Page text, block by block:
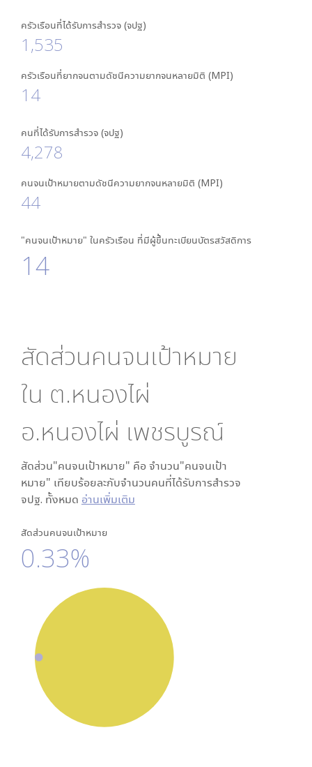
ครัวเรือนที่ได้รับการสำรวจ (จปฐ)
1,535
ครัวเรือนที่ยากจนตามดัชนีความยากจนหลายมิติ (MPI)
14
คนที่ได้รับการสำรวจ (จปฐ)
4,278
คนจนเป้าหมายตามดัชนีความยากจนหลายมิติ (MPI)
44
"คนจนเป้าหมาย" ในครัวเรือน ที่มีผู้ขึ้นทะเบียนบัตรสวัสดิการ
14
สัดส่วนคนจนเป้าหมาย
ใน ต.หนองไผ่
อ.หนองไผ่ เพชรบูรณ์
สัดส่วน"คนจนเป้าหมาย" คือ จำนวน"คนจนเป้า
หมาย" เทียบร้อยละกับจำนวนคนที่ได้รับการสำรวจ
จปฐ. ทั้งหมด อ่านเพิ่มเติม
สัดส่วนคนจนเป้าหมาย
0.33%